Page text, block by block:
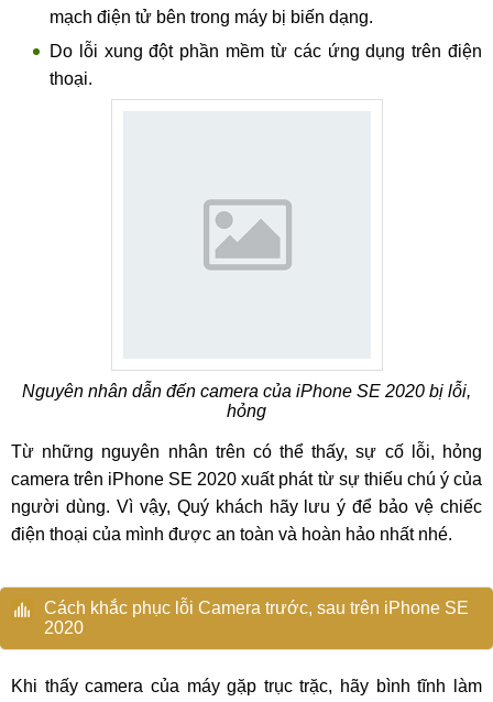
mạch điện tử bên trong máy bị biến dạng.
Do lỗi xung đột phần mềm từ các ứng dụng trên điện
thoại.
Nguyên nhân dẫn đến camera của iPhone SE 2020 bị lỗi,
hỏng
Từ những nguyên nhân trên có thể thấy, sự cố lỗi, hỏng
camera trên iPhone SE 2020 xuất phát từ sự thiếu chú ý của
người dùng. Vì vậy, Quý khách hãy lưu ý để bảo vệ chiếc
điện thoại của mình được an toàn và hoàn hảo nhất nhé.
Cách khắc phục lỗi Camera trước, sau trên iPhone SE
2020
Khi thấy camera của máy gặp trục trặc, hãy bình tĩnh làm